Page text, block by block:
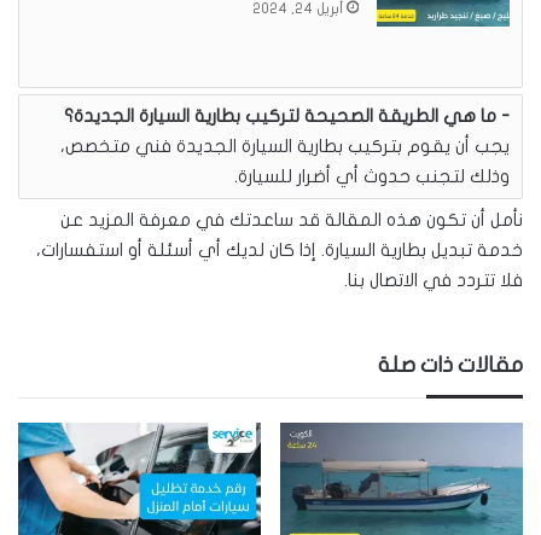
أبريل 24, 2024
ما هي الطريقة الصحيحة لتركيب بطارية السيارة الجديدة؟
يجب أن يقوم بتركيب بطارية السيارة الجديدة فني متخصص،
وذلك لتجنب حدوث أي أضرار للسيارة.
نأمل أن تكون هذه المقالة قد ساعدتك في معرفة المزيد عن
خدمة تبديل بطارية السيارة. إذا كان لديك أي أسئلة أو استفسارات،
فلا تتردد في الاتصال بنا.
مقالات ذات صلة